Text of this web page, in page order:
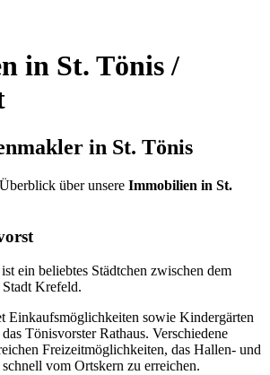
in St. Tönis /
in St. Tönis
über unsere Immobilien in St.
ein beliebtes Städtchen zwischen dem
Krefeld.
Einkaufsmöglichkeiten sowie Kindergärten
Tönisvorster Rathaus. Verschiedene
Freizeitmöglichkeiten, das Hallen- und
vom Ortskern zu erreichen.